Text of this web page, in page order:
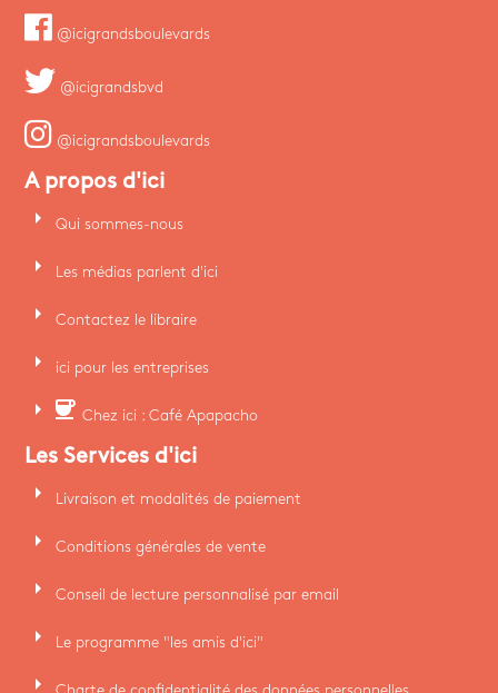
@icigrandsboulevards
@icigrandsbvd
@icigrandsboulevards
A propos d'ici
arrow_right Qui sommes-nous
arrow_right Les médias parlent d'ici
arrow_right Contactez le libraire
arrow_right ici pour les entreprises
arrow_right coffee Chez ici : Café Apapacho
Les Services d'ici
arrow_right Livraison et modalités de paiement
arrow_right Conditions générales de vente
arrow_right Conseil de lecture personnalisé par email
arrow_right Le programme "les amis d'ici"
arrow_right Charte de confidentialité des données personnelles